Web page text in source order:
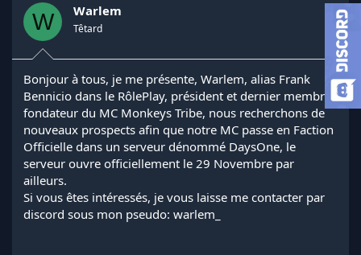
a
t
e
u
d
e
l
d
i
s
c
u
s
e
é
t
W Warlem
Têtard
Bonjour à tous, je me présente, Warlem, alias Frank
Bennicio dans le RôlePlay, président et dernier membre
fondateur du MC Monkeys Tribe, nous recherchons de
nouveaux prospects afin que notre MC passe en Faction
Officielle dans un serveur dénommé DaysOne, le
serveur ouvre officiellement le 29 Novembre par
ailleurs.
Si vous êtes intéressés, je vous laisse me contacter par
discord sous mon pseudo: warlem_